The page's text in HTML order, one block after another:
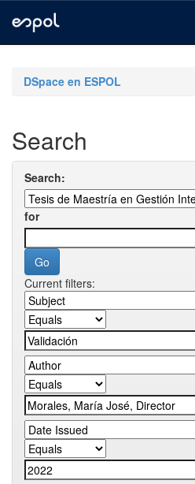
navigationDSpace en ESPOL
Search
Search:
for
Current filters: